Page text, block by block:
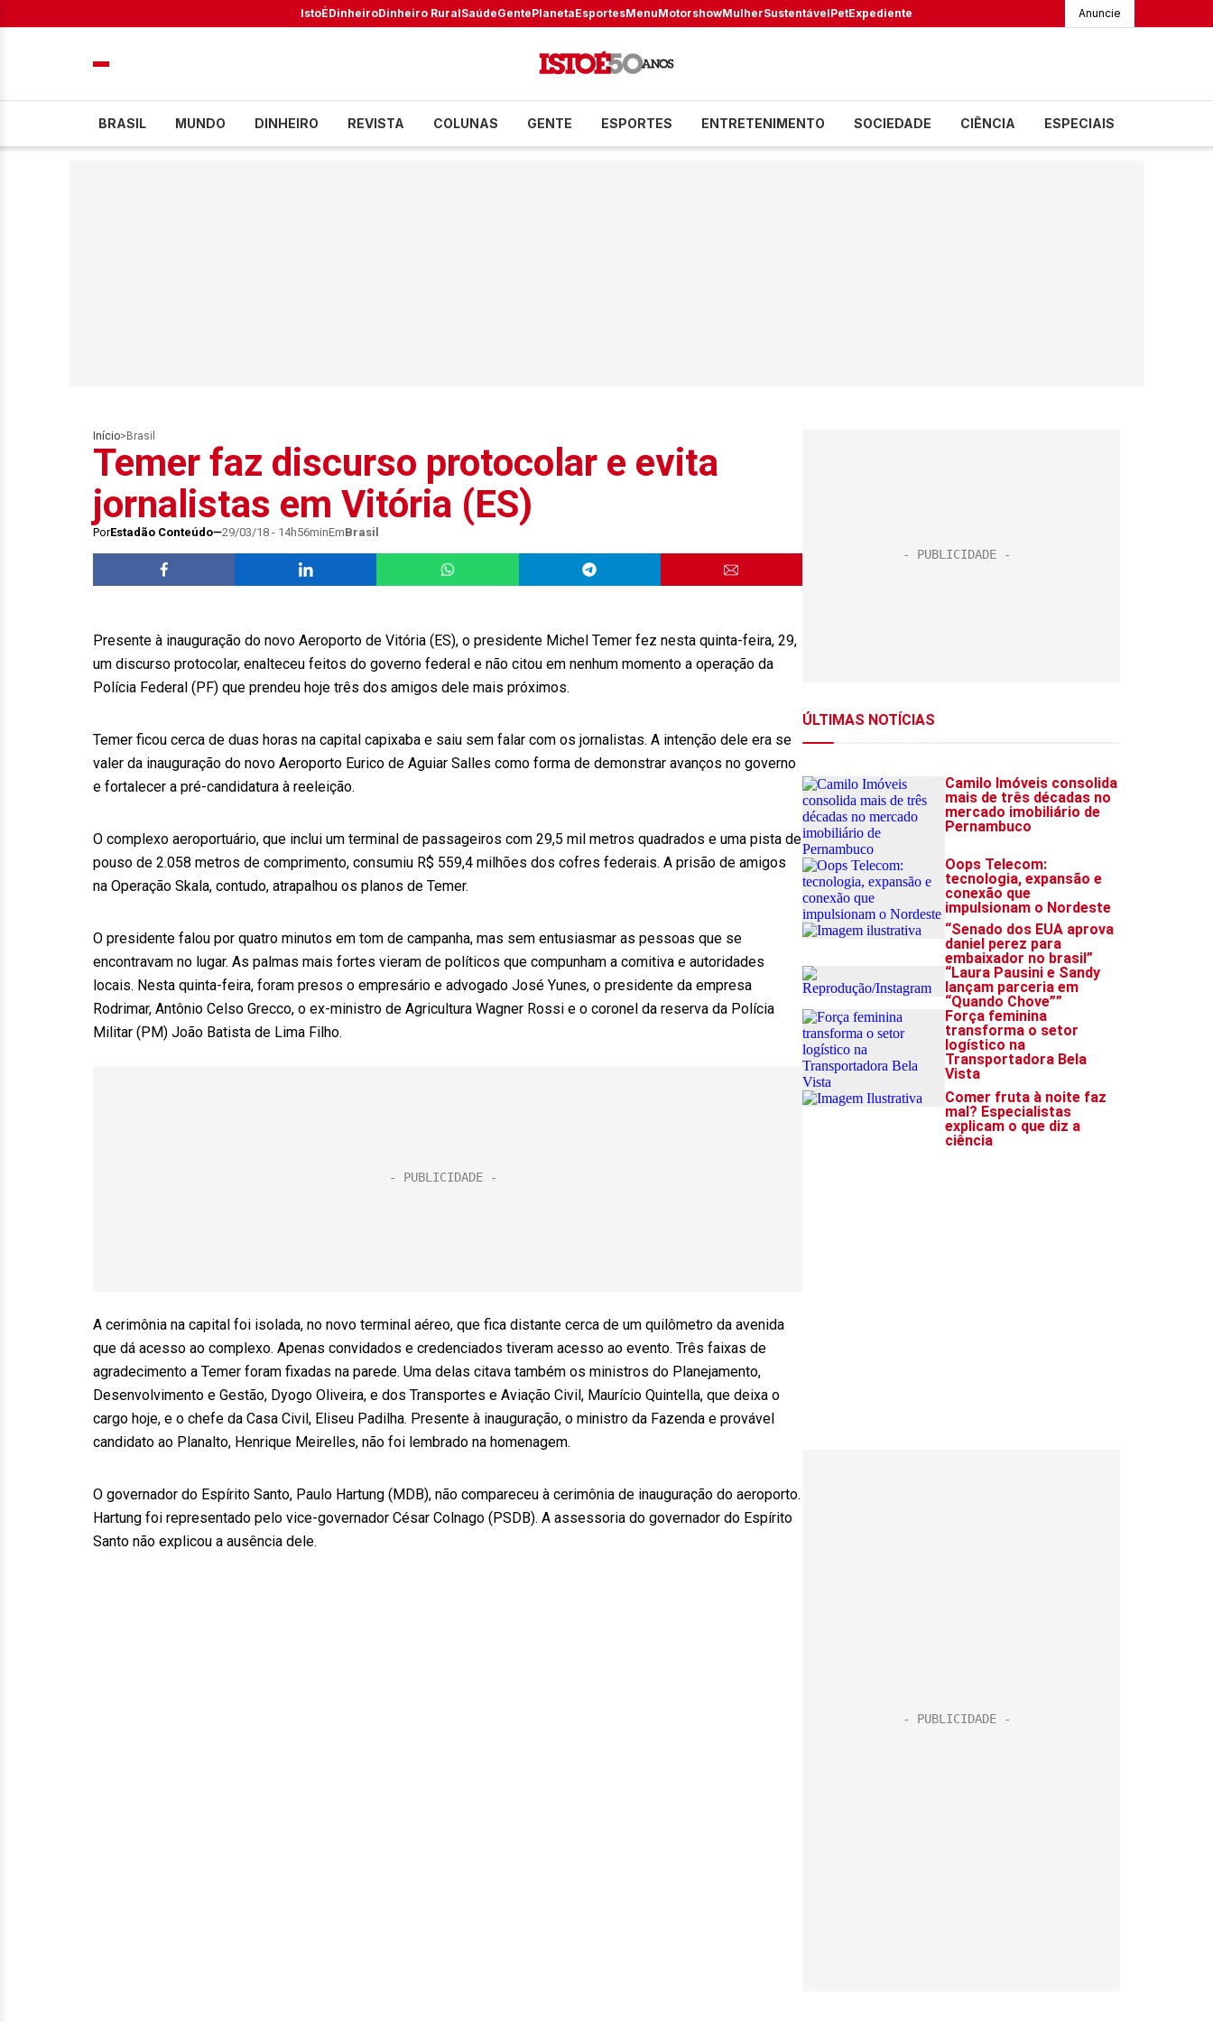
IstoÉDinheiroDinheiro RuralSaúdeGentePlanetaEsportesMenuMotorshowMulherSustentávelPetExpediente Anuncie
BRASIL MUNDO DINHEIRO REVISTA COLUNAS GENTE ESPORTES ENTRETENIMENTO SOCIEDADE CIÊNCIA ESPECIAIS
Início> Brasil
Temer faz discurso protocolar e evita
jornalistas em Vitória (ES)
PorEstadão Conteúdo 29/03/18 - 14h56minEmBrasil
Presente à inauguração do novo Aeroporto de Vitória (ES), o presidente Michel Temer fez nesta quinta-feira, 29,
um discurso protocolar, enalteceu feitos do governo federal e não citou em nenhum momento a operação da
Polícia Federal (PF) que prendeu hoje três dos amigos dele mais próximos.
Temer ficou cerca de duas horas na capital capixaba e saiu sem falar com os jornalistas. A intenção dele era se
valer da inauguração do novo Aeroporto Eurico de Aguiar Salles como forma de demonstrar avanços no governo
e fortalecer a pré-candidatura à reeleição.
O complexo aeroportuário, que inclui um terminal de passageiros com 29,5 mil metros quadrados e uma pista de
pouso de 2.058 metros de comprimento, consumiu R$ 559,4 milhões dos cofres federais. A prisão de amigos
na Operação Skala, contudo, atrapalhou os planos de Temer.
O presidente falou por quatro minutos em tom de campanha, mas sem entusiasmar as pessoas que se
encontravam no lugar. As palmas mais fortes vieram de políticos que compunham a comitiva e autoridades
locais. Nesta quinta-feira, foram presos o empresário e advogado José Yunes, o presidente da empresa
Rodrimar, Antônio Celso Grecco, o ex-ministro de Agricultura Wagner Rossi e o coronel da reserva da Polícia
Militar (PM) João Batista de Lima Filho.
A cerimônia na capital foi isolada, no novo terminal aéreo, que fica distante cerca de um quilômetro da avenida
que dá acesso ao complexo. Apenas convidados e credenciados tiveram acesso ao evento. Três faixas de
agradecimento a Temer foram fixadas na parede. Uma delas citava também os ministros do Planejamento,
Desenvolvimento e Gestão, Dyogo Oliveira, e dos Transportes e Aviação Civil, Maurício Quintella, que deixa o
cargo hoje, e o chefe da Casa Civil, Eliseu Padilha. Presente à inauguração, o ministro da Fazenda e provável
candidato ao Planalto, Henrique Meirelles, não foi lembrado na homenagem.
O governador do Espírito Santo, Paulo Hartung (MDB), não compareceu à cerimônia de inauguração do aeroporto.
Hartung foi representado pelo vice-governador César Colnago (PSDB). A assessoria do governador do Espírito
Santo não explicou a ausência dele.